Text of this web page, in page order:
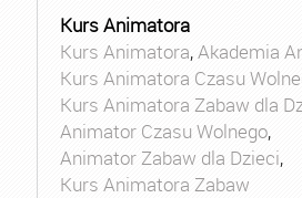
Kurs Animatora
Kurs Animatora,Akademia
Kurs Animatora Czasu
Kurs Animatora Zabaw dla
Animator Czasu Wolnego,
Animator Zabaw dla Dzieci,
Kurs Animatora Zabaw